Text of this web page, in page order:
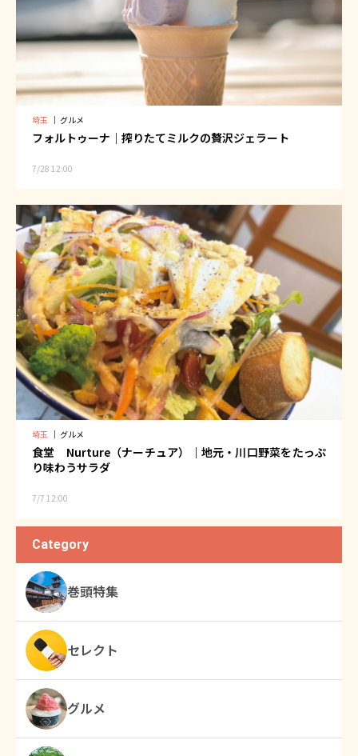
埼玉 ｜ グルメ
フォルトゥーナ｜搾りたてミルクの贅沢ジェラート
7/28 12:00
埼玉 ｜ グルメ
食堂 Nurture（ナーチュア）｜地元・川口野菜をたっぷ
り味わうサラダ
7/7 12:00
Category
巻頭特集
セレクト
グルメ